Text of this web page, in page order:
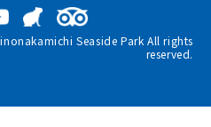
Seaside Park All rights
reserved.